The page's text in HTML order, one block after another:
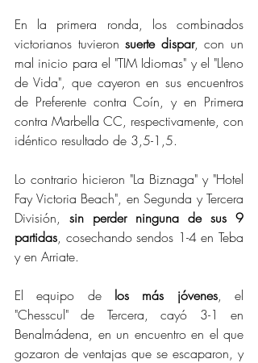
En la primera ronda, los combinados
victorianos tuvieron suerte dispar, con un
mal inicio para el "TIM Idiomas" y el "Lleno
de Vida", que cayeron en sus encuentros
de Preferente contra Coín, y en Primera
contra Marbella CC, respectivamente, con
idéntico resultado de 3,5-1,5.
Lo contrario hicieron "La Biznaga" y "Hotel
Fay Victoria Beach", en Segunda y Tercera
División, sin perder ninguna de sus 9
partidas, cosechando sendos 1-4 en Teba
y en Arriate.
El equipo de los más jóvenes, el
"Chesscul" de Tercera, cayó 3-1 en
Benalmádena, en un encuentro en el que
gozaron de ventajas que se escaparon, y